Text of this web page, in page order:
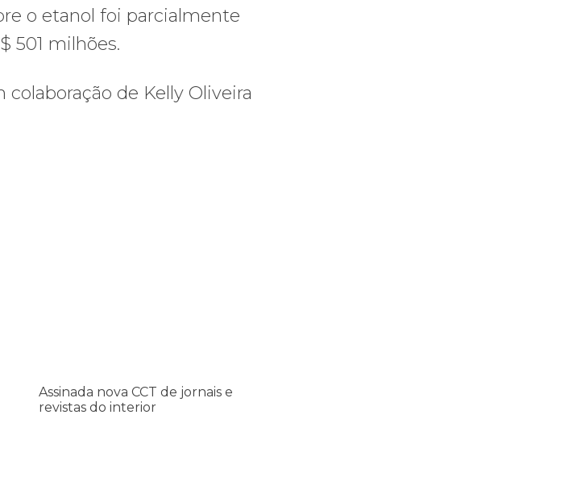
o etanol foi parcialmente
501 milhões.
de Kelly Oliveira
interior
Assinada nova CCT de jornais e
revistas do interior